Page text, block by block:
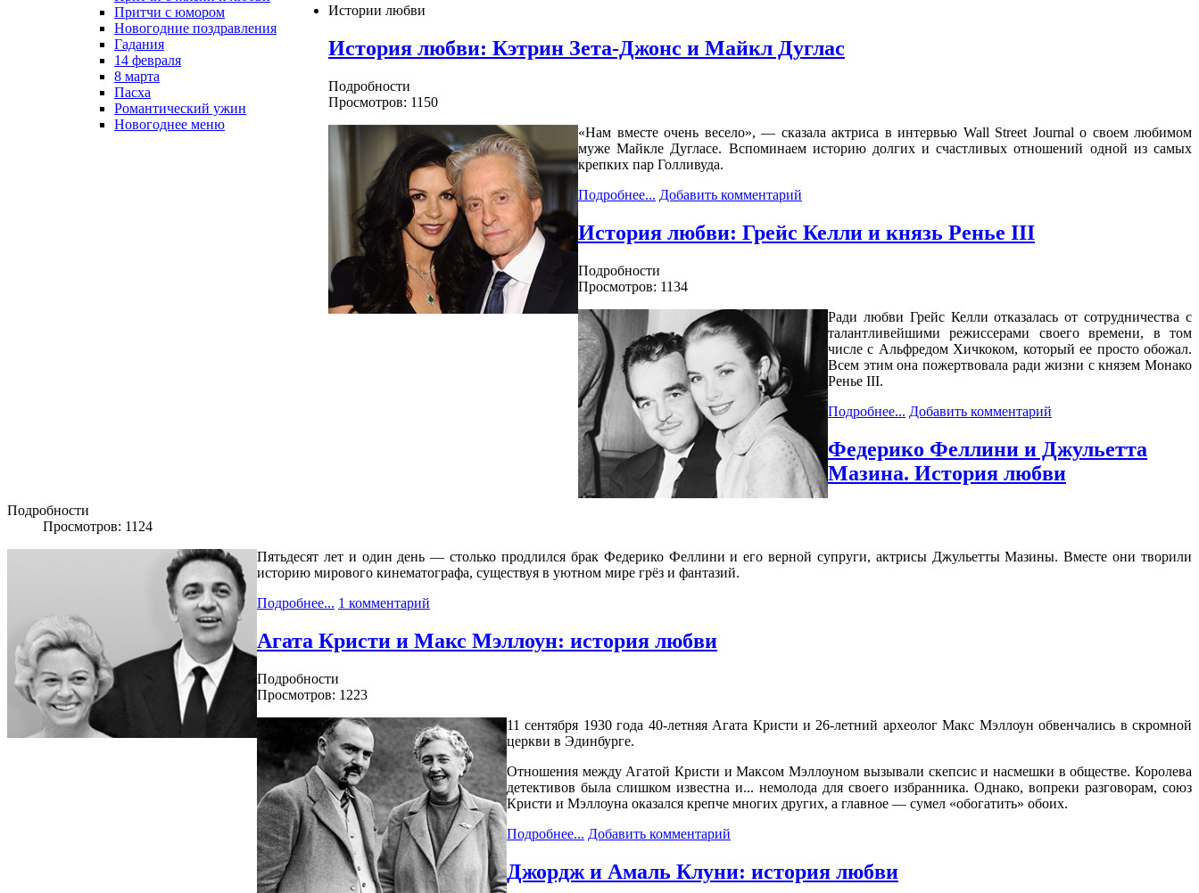
Притчи с юмором
Новогодние поздравления
Гадания
14 февраля
8 марта
Пасха
Романтический ужин
Новогоднее меню
Истории любви
История любви: Кэтрин Зета-Джонс и Майкл Дуглас
Подробности
Просмотров: 1150
«Нам вместе очень весело», — сказала актриса в интервью Wall Street Journal о своем любимом
муже Майкле Дугласе. Вспоминаем историю долгих и счастливых отношений одной из самых
крепких пар Голливуда.
Подробнее... Добавить комментарий
История любви: Грейс Келли и князь Ренье III
Подробности
Просмотров: 1134
Ради любви Грейс Келли отказалась от сотрудничества с
талантливейшими режиссерами своего времени, в том
числе с Альфредом Хичкоком, который ее просто обожал.
Всем этим она пожертвовала ради жизни с князем Монако
Ренье III.
Подробнее... Добавить комментарий
Федерико Феллини и Джульетта
Мазина. История любви
Подробности
Просмотров: 1124
Пятьдесят лет и один день — столько продлился брак Федерико Феллини и его верной супруги, актрисы Джульетты Мазины. Вместе они творили
историю мирового кинематографа, существуя в уютном мире грёз и фантазий.
Подробнее... 1 комментарий
Агата Кристи и Макс Мэллоун: история любви
Подробности
Просмотров: 1223
11 сентября 1930 года 40-летняя Агата Кристи и 26-летний археолог Макс Мэллоун обвенчались в скромной
церкви в Эдинбурге.
Отношения между Агатой Кристи и Максом Мэллоуном вызывали скепсис и насмешки в обществе. Королева
детективов была слишком известна и... немолода для своего избранника. Однако, вопреки разговорам, союз
Кристи и Мэллоуна оказался крепче многих других, а главное — сумел «обогатить» обоих.
Подробнее... Добавить комментарий
Джордж и Амаль Клуни: история любви